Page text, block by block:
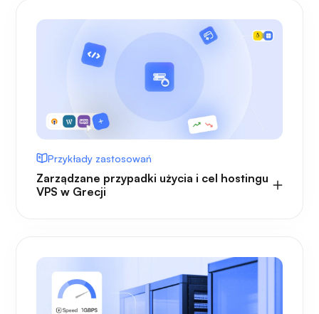
Przykłady zastosowań
Zarządzane przypadki użycia i cel hostingu
VPS w Grecji